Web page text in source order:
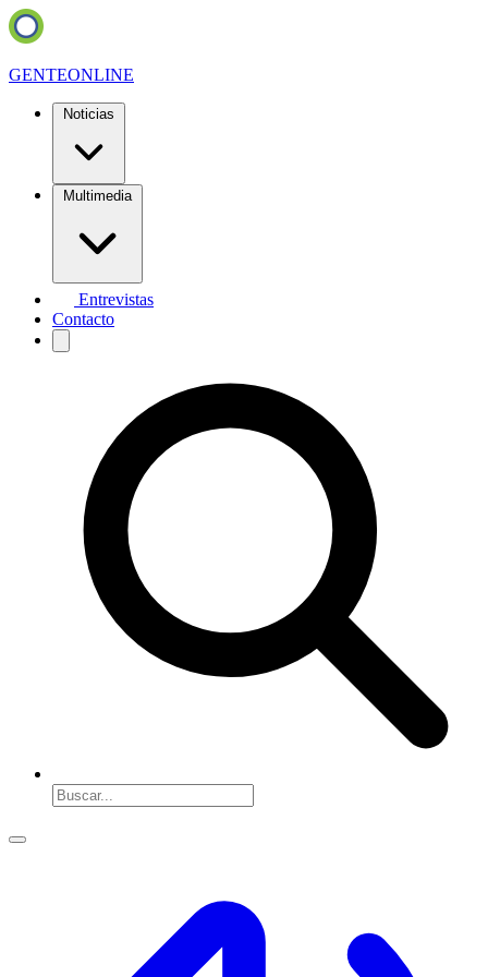
GENTEONLINE
Noticias
Multimedia
Entrevistas
Contacto